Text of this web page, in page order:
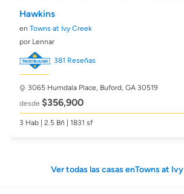
Hawkins
en Towns at Ivy Creek
por Lennar
381 Reseñas
3065 Humdala Place, Buford, GA 30519
desde $356,900
3 Hab | 2.5 Bñ | 1831 sf
Ver todas las casas enTowns at